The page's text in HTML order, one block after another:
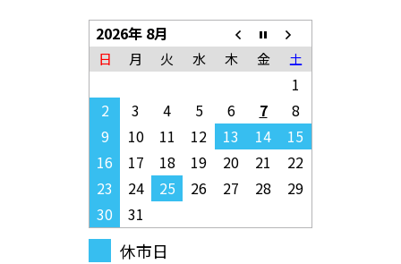
2026年 8月
日 月 火 水 木 金 土
1
2
3 4 5 6 7
8
9
10 11 12 13 14
15
16
17 18 19 20 21
22
23
24 25 26 27 28
29
30
31
休市日